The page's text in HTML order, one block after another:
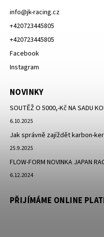
info@jk-racing.cz
+420723445805
+420723445805
Facebook
Instagram
NOVINKY
SOUTĚŽ O 5000,-Kč NA SADU
6.10.2025
Jak správně zajíždět karbon-
25.9.2025
FLOW-FORM NOVINKA JAPAN
6.12.2024
PŘIJÍMÁME ONLINE